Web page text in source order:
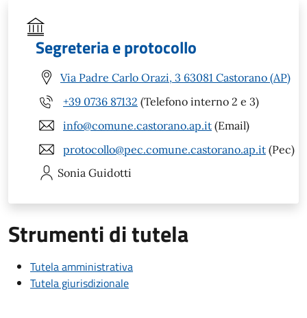
Segreteria e protocollo
Via Padre Carlo Orazi, 3 63081 Castorano (AP)
+39 0736 87132 (Telefono interno 2 e 3)
info@comune.castorano.ap.it (Email)
protocollo@pec.comune.castorano.ap.it (Pec)
Sonia Guidotti
Strumenti di tutela
Tutela amministrativa
Tutela giurisdizionale